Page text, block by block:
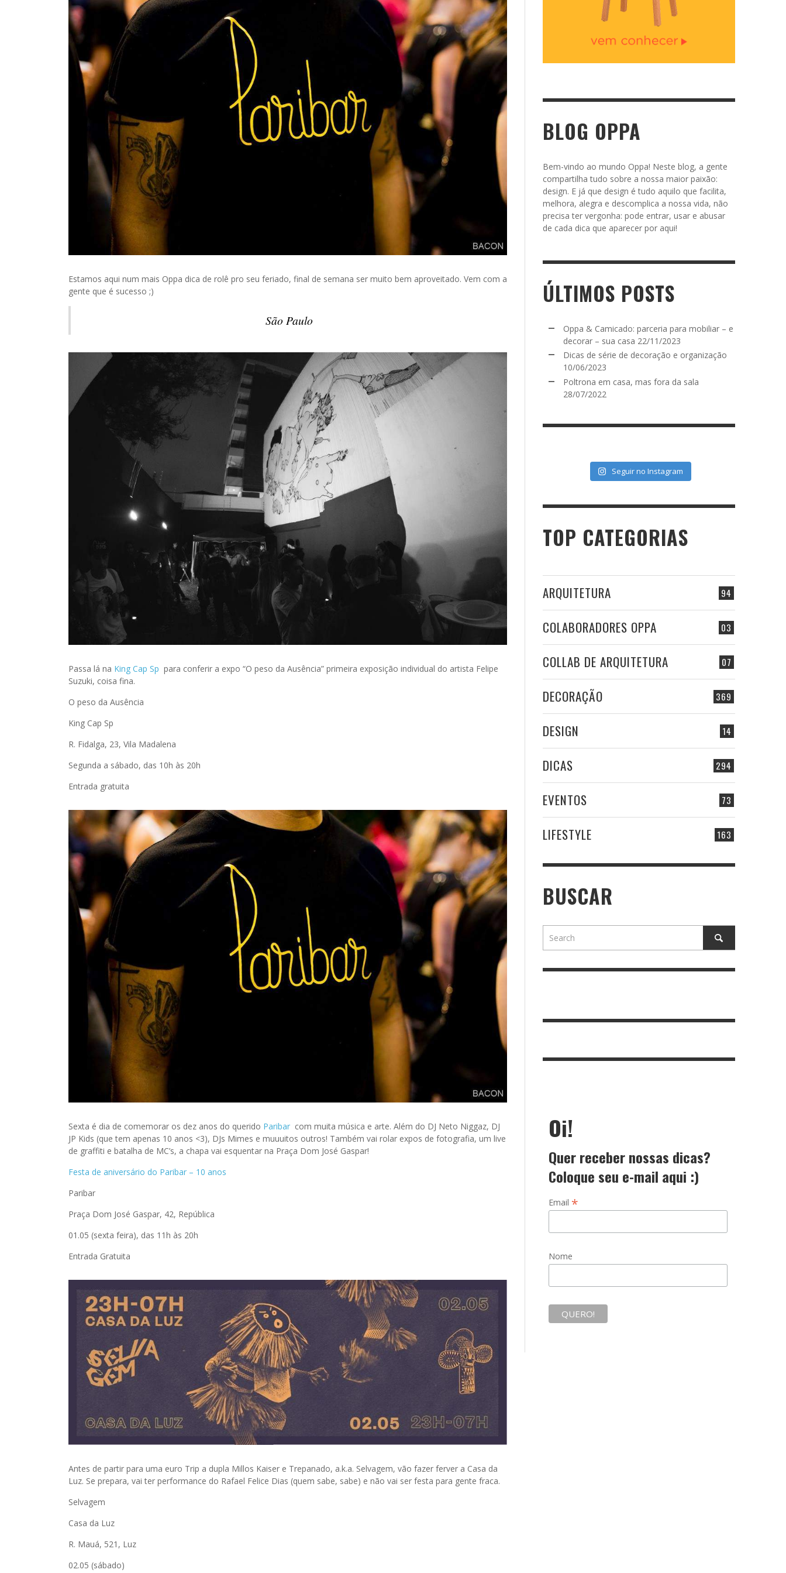
Estamos aqui num mais Oppa dica de rolê pro seu feriado, final de semana ser muito bem aproveitado. Vem com a
gente que é sucesso ;)
São Paulo
Passa lá na King Cap Sp para conferir a expo “O peso da Ausência” primeira exposição individual do artista Felipe
Suzuki, coisa fina.
O peso da Ausência
King Cap Sp
R. Fidalga, 23, Vila Madalena
Segunda a sábado, das 10h às 20h
Entrada gratuita
Sexta é dia de comemorar os dez anos do querido Paribar com muita música e arte. Além do DJ Neto Niggaz, DJ
JP Kids (que tem apenas 10 anos <3), DJs Mimes e muuuitos outros! Também vai rolar expos de fotografia, um live
de graffiti e batalha de MC’s, a chapa vai esquentar na Praça Dom José Gaspar!
Festa de aniversário do Paribar – 10 anos
Paribar
Praça Dom José Gaspar, 42, República
01.05 (sexta feira), das 11h às 20h
Entrada Gratuita
Antes de partir para uma euro Trip a dupla Millos Kaiser e Trepanado, a.k.a. Selvagem, vão fazer ferver a Casa da
Luz. Se prepara, vai ter performance do Rafael Felice Dias (quem sabe, sabe) e não vai ser festa para gente fraca.
Selvagem
Casa da Luz
R. Mauá, 521, Luz
02.05 (sábado)
BLOG OPPA
Bem-vindo ao mundo Oppa! Neste blog, a gente
compartilha tudo sobre a nossa maior paixão:
design. E já que design é tudo aquilo que facilita,
melhora, alegra e descomplica a nossa vida, não
precisa ter vergonha: pode entrar, usar e abusar
de cada dica que aparecer por aqui!
ÚLTIMOS POSTS
Oppa & Camicado: parceria para mobiliar – e
decorar – sua casa 22/11/2023
Dicas de série de decoração e organização
10/06/2023
Poltrona em casa, mas fora da sala
28/07/2022
Seguir no Instagram
TOP CATEGORIAS
94
ARQUITETURA
03
COLABORADORES OPPA
07
COLLAB DE ARQUITETURA
369
DECORAÇÃO
14
DESIGN
294
DICAS
73
EVENTOS
163
LIFESTYLE
BUSCAR
Oi!
Quer receber nossas dicas?
Coloque seu e-mail aqui :)
Email *
Nome